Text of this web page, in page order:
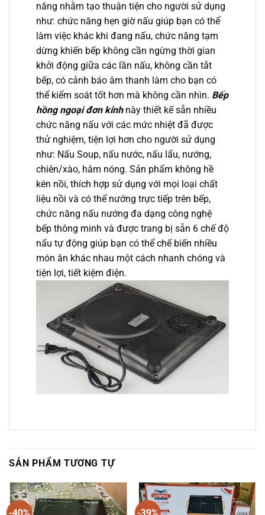
năng nhằm tạo thuận tiện cho người sử dụng
như: chức năng hẹn giờ nấu giúp bạn có thể
làm việc khác khi đang nấu, chức năng tạm
dừng khiến bếp không cần ngừng thời gian
khởi động giữa các lần nấu, không cần tắt
bếp, có cảnh báo âm thanh làm cho bạn có
thể kiểm soát tốt hơn mà không cần nhìn. Bếp
hồng ngoại đơn kính này thiết kế sẵn nhiều
chức năng nấu với các mức nhiệt đã được
thử nghiệm, tiện lợi hơn cho người sử dụng
như: Nấu Soup, nấu nước, nấu lẩu, nướng,
chiên/xào, hâm nóng. Sản phẩm không hề
kén nồi, thích hợp sử dụng với mọi loại chất
liệu nồi và có thể nướng trực tiếp trên bếp,
chức năng nấu nướng đa dạng công nghệ
bếp thông minh và được trang bị sẵn 6 chế độ
nấu tự động giúp bạn có thể chế biến nhiều
món ăn khác nhau một cách nhanh chóng và
tiện lợi, tiết kiệm điện.
SẢN PHẨM TƯƠNG TỰ